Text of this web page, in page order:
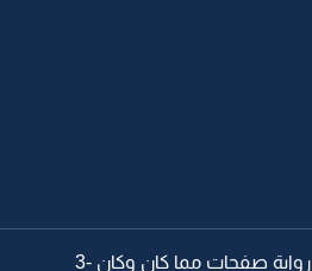
رواية صفحات مما كان وكان -3